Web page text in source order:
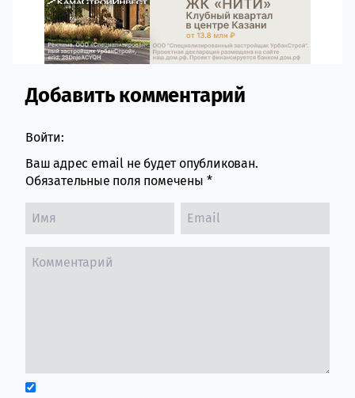
Comment section
Добавить комментарий
Войти:
Ваш адрес email не будет опубликован.
Обязательные поля помечены *